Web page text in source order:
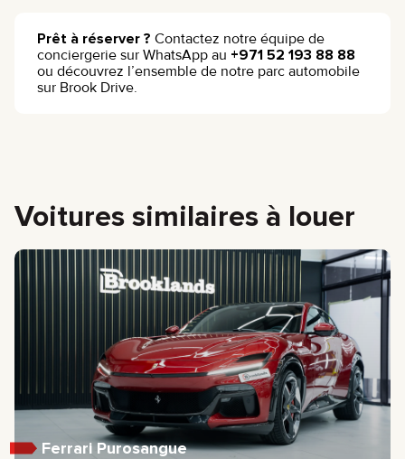
Prêt à réserver ? Contactez notre équipe de
conciergerie sur WhatsApp au +971 52 193 88 88
ou découvrez l’ensemble de notre parc automobile
sur Brook Drive.
Voitures similaires à louer
Ferrari Purosangue